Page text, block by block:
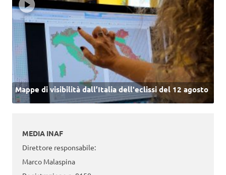
Mappe di visibilità dall’Italia dell'eclissi del 12 agosto
MEDIA INAF
Direttore responsabile:
Marco Malaspina